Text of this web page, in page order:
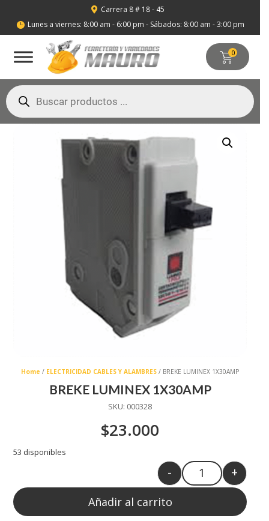
 Carrera 8 # 18 - 45
 Lunes a viernes: 8:00 am - 6:00 pm - Sábados: 8:00 am - 3:00 pm
0
Búsqueda
de
productos
Home / ELECTRICIDAD CABLES Y ALAMBRES / BREKE LUMINEX 1X30AMP
BREKE LUMINEX 1X30AMP
SKU: 000328
$23.000
53 disponibles
Quantity
- +
Añadir al carrito